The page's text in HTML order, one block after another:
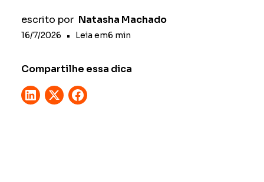
escrito por Natasha Machado
16/7/2026 • Leia em6 min
Compartilhe essa dica